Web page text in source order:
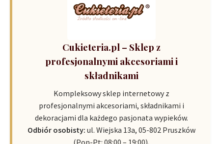
Cukieteria.pl – Sklep z
profesjonalnymi akcesoriami i
składnikami
Kompleksowy sklep internetowy z
profesjonalnymi akcesoriami, składnikami i
dekoracjami dla każdego pasjonata wypieków.
Odbiór osobisty: ul. Wiejska 13a, 05-802 Pruszków
(Pon-Pt: 08:00 – 19:00).